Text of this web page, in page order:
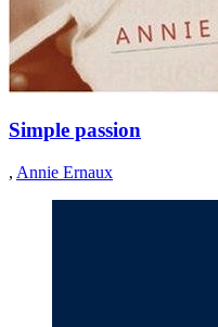
Simple passion
, Annie Ernaux